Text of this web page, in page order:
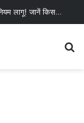
LPG New Rules : आज से गैस सिलेंडर के 5 नए नियम लागू! जानें किसका कटेगा कनेक्शन, कितने दिन बाद होगी बुकिंग?